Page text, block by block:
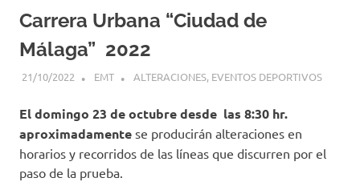
Carrera Urbana “Ciudad de
Málaga” 2022
21/10/2022 EMT ALTERACIONES, EVENTOS DEPORTIVOS
El domingo 23 de octubre desde las 8:30 hr.
aproximadamente se producirán alteraciones en
horarios y recorridos de las líneas que discurren por el
paso de la prueba.